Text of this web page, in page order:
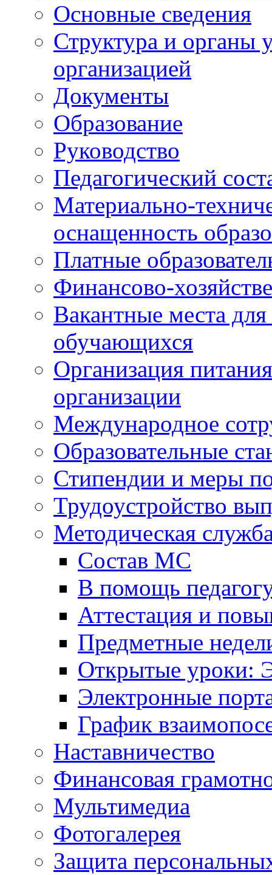
Основные сведения
Структура и органы
организацией
Документы
Образование
Руководство
Педагогический
Материально-
оснащенность
Платные
Финансово-
Вакантные места
обучающихся
Организация
организации
Международное
Образовательные
Стипендии и меры
Трудоустройство
Методическая
Состав МС
В помощь
Аттестация и
Предметные
Открытые уроки:
Электронные
График
Наставничество
Финансовая
Мультимедиа
Фотогалерея
Защита